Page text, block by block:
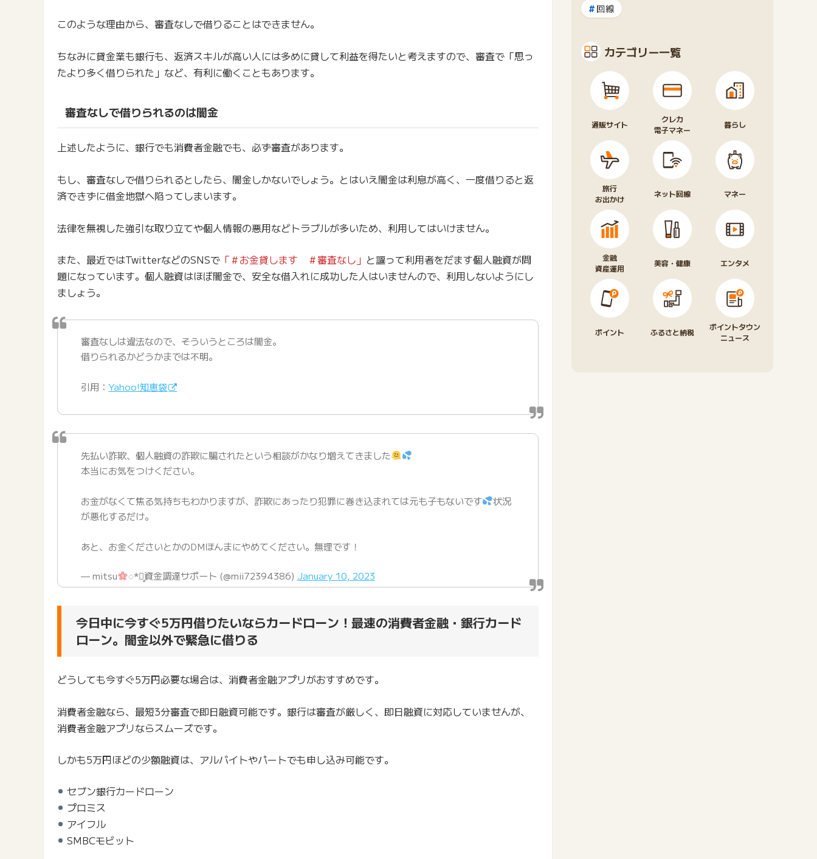
このような理由から、審査なしで借りることはできません。
ちなみに貸金業も銀行も、返済スキルが高い人には多めに貸して利益を得たいと考えますので、審査で「思っ
たより多く借りられた」など、有利に働くこともあります。
審査なしで借りられるのは闇金
上述したように、銀行でも消費者金融でも、必ず審査があります。
もし、審査なしで借りられるとしたら、闇金しかないでしょう。とはいえ闇金は利息が高く、一度借りると返
済できずに借金地獄へ陥ってしまいます。
法律を無視した強引な取り立てや個人情報の悪用などトラブルが多いため、利用してはいけません。
また、最近ではTwitterなどのSNSで 「＃お金貸します ＃審査なし」 と謳って利用者をだます個人融資が問
題になっています。個人融資はほぼ闇金で、安全な借入れに成功した人はいませんので、利用しないようにし
ましょう。
審査なしは違法なので、そういうところは闇金。
借りられるかどうかまでは不明。
引用：Yahoo!知恵袋
先払い詐欺、個人融資の詐欺に騙されたという相談がかなり増えてきました
本当にお気をつけください。
お金がなくて焦る気持ちもわかりますが、詐欺にあったり犯罪に巻き込まれては元も子もないです
状況
が悪化するだけ。
あと、お金くださいとかのDMほんまにやめてください。無理です！
— mitsu ◌︎*⃝̥資金調達サポート (@mii72394386) January 10, 2023
今日中に今すぐ5万円借りたいならカードローン！最速の消費者金融・銀行カード
ローン。闇金以外で緊急に借りる
どうしても今すぐ5万円必要な場合は、消費者金融アプリがおすすめです。
消費者金融なら、最短3分審査で即日融資可能です。銀行は審査が厳しく、即日融資に対応していませんが、
消費者金融アプリならスムーズです。
しかも5万円ほどの少額融資は、アルバイトやパートでも申し込み可能です。
セブン銀行カードローン
プロミス
アイフル
SMBCモビット
回線
カテゴリー一覧
通販サイト
クレカ
電子マネー
暮らし
旅行
お出かけ
ネット回線 マネー
金融
資産運用
美容・健康 エンタメ
ポイント ふるさと納税
ポイントタウン
ニュース